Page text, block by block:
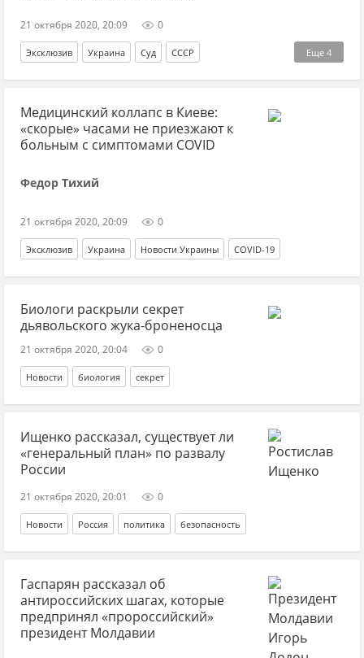
21 октября 2020, 20:09 0
Еще 4
Эксклюзив Украина Суд СССР
Виктор Медведчук адвокат репрессии
Владимир Зеленский
Медицинский коллапс в Киеве:
«скорые» часами не приезжают к
больным с симптомами COVID
Федор Тихий
21 октября 2020, 20:09 0
Эксклюзив Украина Новости Украины COVID-19
Биологи раскрыли секрет
дьявольского жука-броненосца
21 октября 2020, 20:04 0
Новости биология секрет
Ищенко рассказал, существует ли
«генеральный план» по развалу
России
21 октября 2020, 20:01 0
Новости Россия политика безопасность
Гаспарян рассказал об
антироссийских шагах, которые
предпринял «пророссийский»
президент Молдавии